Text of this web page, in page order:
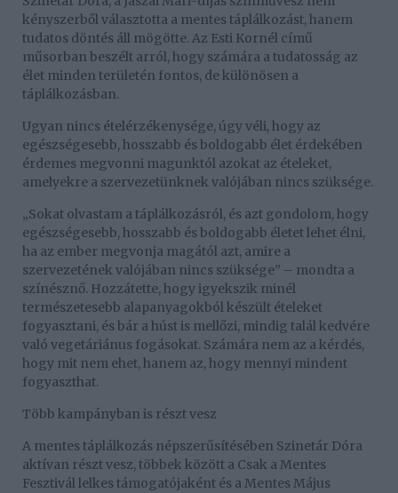
kényszerből választotta a mentes táplálkozást, hanem
tudatos döntés áll mögötte. Az Esti Kornél című
műsorban beszélt arról, hogy számára a tudatosság az
élet minden területén fontos, de különösen a
táplálkozásban.
Ugyan nincs ételérzékenysége, úgy véli, hogy az
egészségesebb, hosszabb és boldogabb élet érdekében
érdemes megvonni magunktól azokat az ételeket,
amelyekre a szervezetünknek valójában nincs szüksége.
„Sokat olvastam a táplálkozásról, és azt gondolom, hogy
egészségesebb, hosszabb és boldogabb életet lehet élni,
ha az ember megvonja magától azt, amire a
szervezetének valójában nincs szüksége” – mondta a
színésznő. Hozzátette, hogy igyekszik minél
természetesebb alapanyagokból készült ételeket
fogyasztani, és bár a húst is mellőzi, mindig talál kedvére
való vegetáriánus fogásokat. Számára nem az a kérdés,
hogy mit nem ehet, hanem az, hogy mennyi mindent
fogyaszthat.
Több kampányban is részt vesz
A mentes táplálkozás népszerűsítésében Szinetár Dóra
aktívan részt vesz, többek között a Csak a Mentes
Fesztivál lelkes támogatójaként és a Mentes Május